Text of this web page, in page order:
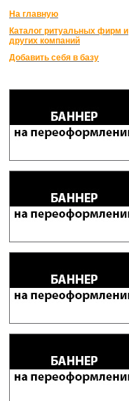
На главную
Каталог ритуальных фирм и
других компаний
Добавить себя в базу